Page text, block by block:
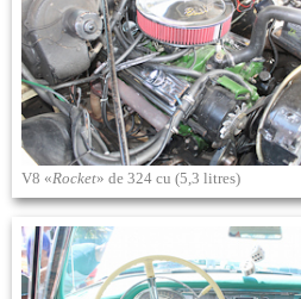
V8 «Rocket» de 324 cu (5,3 litres)